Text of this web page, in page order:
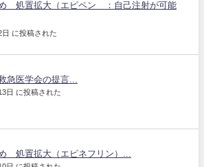
処置拡大（エピペン®：自己注射が可能
日 に投稿された
急医学会の提言...
日 に投稿された
処置拡大（エピネフリン）...